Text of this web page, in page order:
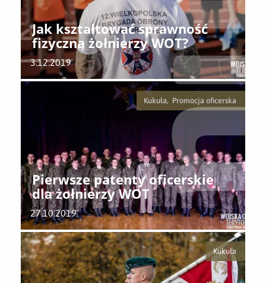
Jak kształtować sprawność
fizyczną żołnierzy WOT?
3.12.2019
Kukuła, Promocja oficerska
Pierwsze patenty oficerskie
dla żołnierzy WOT
27.10.2019
Kukuła